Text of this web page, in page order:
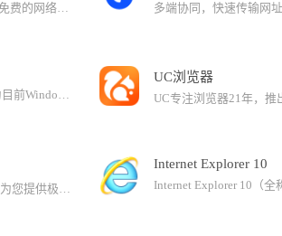
一款快速、安全且免费的网络浏览器，能很好地满足新型网站对浏览器的要求。64位的Chrome使用了更现代的指令集、针对64位处理器对编译器进行了特别优化，带来了更多的功能参数和寄存器存储的速度优势，因此会有明显的速度提升，特别是图形和多媒体内容的处理会变得更为流畅，平均性能提升25%。安全性和稳定性也有着相当大的提升，在渲染Web内容时的崩溃几率会有效下降。Chrome内置Flash Player浏览器视频插件，方便用户在线观看视频。
Microsoft edge作为目前Windows系统默认web浏览器，被Windows系统默认为操作系统的基本组件，系统不支持卸载，故当前无法提供卸载程序。但Windows用户可以随时下载或更改其他默认浏览器。Microsoft Edge新版浏览器，体验世界一流的性能，享有更多隐私，同时提高工作效率。Microsoft Edge浏览器可在Windows7、Windows8、Windows8.1、Windows10等设备上使用，可自动同步您的密码、收藏夹和设置。
UC浏览器
2345加速浏览器，为您提供极速、安全、稳定的上网体验。Chromium109+IE双核兼容无忧：全新Chromium109内核打开网页更快，IE内核轻松兼容网银、政企平台等场景。数据同步不丢失：个人收藏、账号密码在不同设备间轻松实现实时同步，告别繁琐操作，畅享随时随地的便捷浏览。多样皮肤 个性定制：提供多样皮肤，支持一键切换全面屏模式，同时也支持个性化定制皮肤。免费翻译 无缝沟通：轻松应对各种语言场景，支持网页一键翻译和划词翻译，让沟通更加便捷无忧。安全无忧 私密尊享：加强了隐私保护功能，有效阻止恶意网站对个人信息的窃取，保护隐私安全。
Internet Explorer 10